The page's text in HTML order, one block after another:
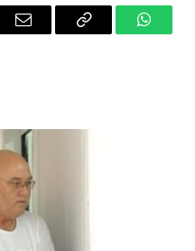
Email
Copy